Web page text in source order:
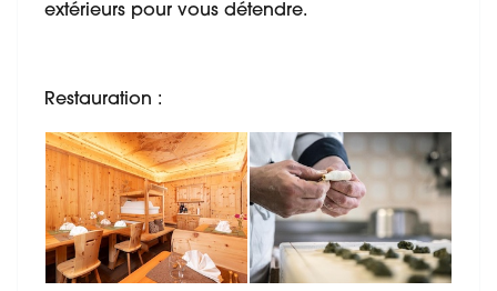
extérieurs pour vous détendre.
Restauration :